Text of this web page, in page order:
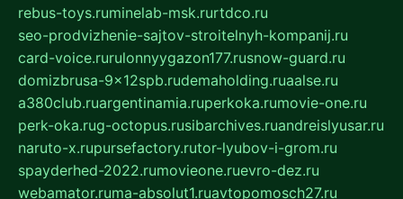
rebus-toys.ruminelab-msk.rurtdco.ru
seo-prodvizhenie-sajtov-stroitelnyh-kompanij.ru
card-voice.rurulonnyygazon177.rusnow-guard.ru
domizbrusa-9x12spb.rudemaholding.ruaalse.ru
a380club.ruargentinamia.ruperkoka.rumovie-one.ru
perk-oka.rug-octopus.rusibarchives.ruandreislyusar.ru
naruto-x.rupursefactory.rutor-lyubov-i-grom.ru
spayderhed-2022.rumovieone.ruevro-dez.ru
webamator.ruma-absolut1.ruavtopomosch27.ru